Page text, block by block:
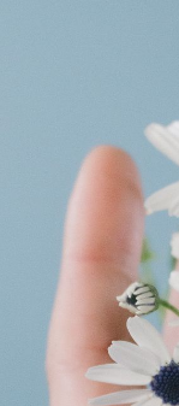
写真と同じも
商品ページに掲
品を撮影したも
も色味やサイズ
だけ写真のイメ
の目でチェック